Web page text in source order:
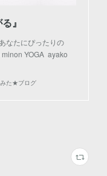
』
なたにぴったりの
YOGA ayako
みた★ブログ